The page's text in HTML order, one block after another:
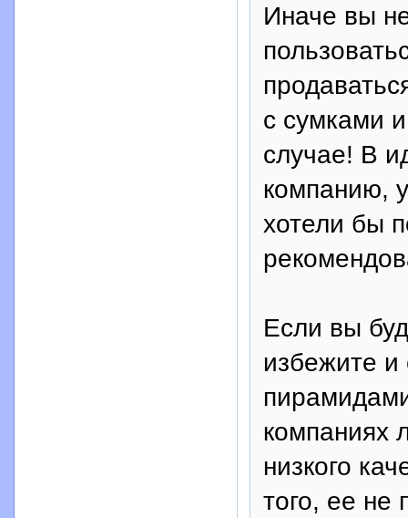
Иначе вы
с сумками
случае! В
компанию,
хотели бы
Если вы
избежите
компаниях
низкого
того, ее не